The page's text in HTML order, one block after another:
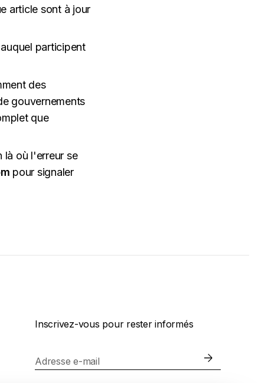
article sont à jour
participent
des
gouvernements
que
là où l'erreur se
pour signaler
Inscrivez-vous pour rester informés
Adresse e-mail